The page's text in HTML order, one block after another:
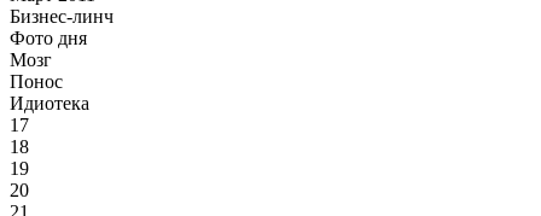
Бизнес-линч
Фото дня
Мозг
Понос
Идиотека
17
18
19
20
21